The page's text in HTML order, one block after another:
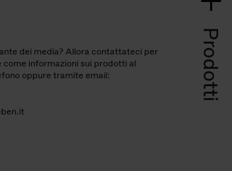
Prodotti
dei media? Allora contattateci per
informazioni sui prodotti al
oppure tramite email: